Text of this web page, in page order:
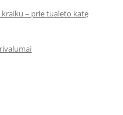
– prie tualeto katę